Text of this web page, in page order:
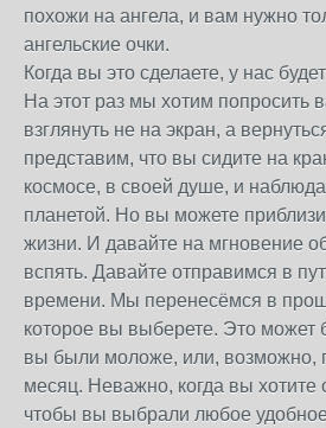
похожи на ангела, и вам нужно
ангельские очки.
Когда вы это сделаете, у нас
На этот раз мы хотим попросить
взглянуть не на экран, а
представим, что вы сидите на
космосе, в своей душе, и
планетой. Но вы можете
жизни. И давайте на мгновение
вспять. Давайте отправимся в
времени. Мы перенесёмся в
которое вы выберете. Это может
вы были моложе, или, возможно,
месяц. Неважно, когда вы хотите
чтобы вы выбрали любое